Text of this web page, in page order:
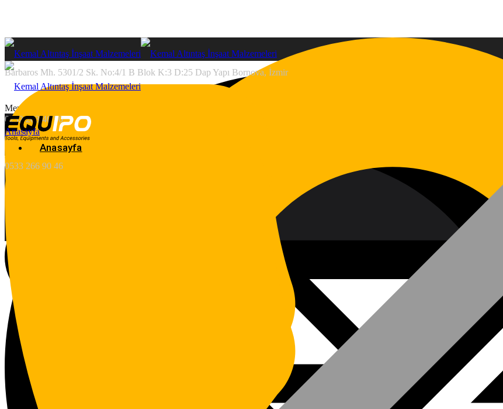
Menu
Anasayfa
Ürünlerimiz
Barbaros Mh. 5301/2 Sk. No:4/1 B Blok K:3 D:25 Dap Yapı Bornova, İzmir
0232 203 40 50
0533 266 90 46
Anasayfa
Anasayfa